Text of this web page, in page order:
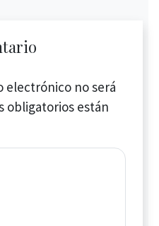
electrónico no será
obligatorios están